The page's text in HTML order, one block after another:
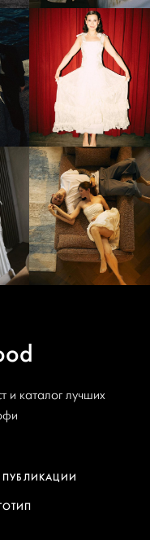
и каталог лучших
ПУБЛИКАЦИИ